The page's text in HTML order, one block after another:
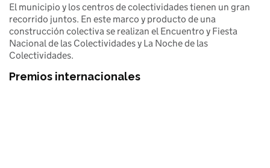
El municipio y los centros de colectividades tienen un gran
recorrido juntos. En este marco y producto de una
construcción colectiva se realizan el Encuentro y Fiesta
Nacional de las Colectividades y La Noche de las
Colectividades.
Premios internacionales